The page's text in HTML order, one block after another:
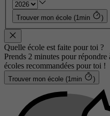
Trouver mon école (1min )
Quelle école est faite pour toi ?
Prends 2 minutes pour
écoles recommandées pour toi !
Trouver mon école (1min )